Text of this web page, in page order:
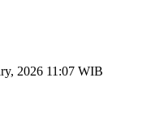
2026 11:07 WIB